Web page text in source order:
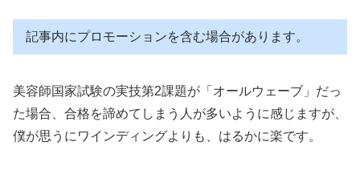
記事内にプロモーションを含む場合があります。
美容師国家試験の実技第2課題が「オールウェーブ」だっ
た場合、合格を諦めてしまう人が多いように感じますが、
僕が思うにワインディングよりも、はるかに楽です。